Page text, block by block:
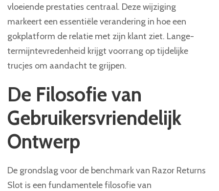
vloeiende prestaties centraal. Deze wijziging
markeert een essentiële verandering in hoe een
gokplatform de relatie met zijn klant ziet. Lange-
termijntevredenheid krijgt voorrang op tijdelijke
trucjes om aandacht te grijpen.
De Filosofie van
Gebruikersvriendelijk
Ontwerp
De grondslag voor de benchmark van Razor Returns
Slot is een fundamentele filosofie van